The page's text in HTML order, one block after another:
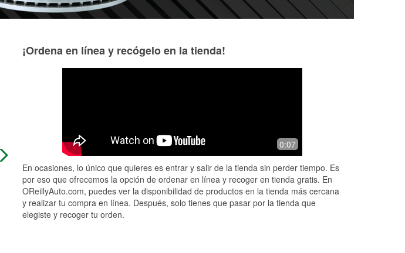
One of the young guys changed my
rear wiper. Super helpful people.
I RECOMMEND THIS PLACE. GREAT
CUSTUMER SERVICES, THEY HAVE
CARS AND MORE. ALL TEAM
MEMBERS ARE ALWAYS AVAILABLE
TO...Read More
¡Ordena en línea y recógelo en la tienda!
0:07
En ocasiones, lo único que quieres es entrar y salir de la tienda sin perder tiempo. Es
por eso que ofrecemos la opción de ordenar en línea y recoger en tienda gratis. En
OReillyAuto.com, puedes ver la disponibilidad de productos en la tienda más cercana
y realizar tu compra en línea. Después, solo tienes que pasar por la tienda que
elegiste y recoger tu orden.